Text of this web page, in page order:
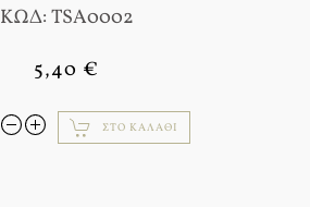
ΚΩΔ: TSA0002
5,40 €
ΣΤΟ ΚΑΛΆΘΙ